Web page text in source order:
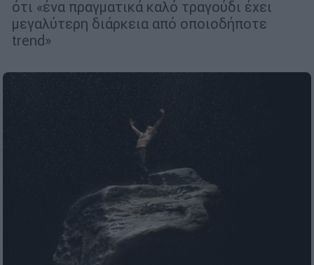
ότι «ένα πραγματικά καλό τραγούδι έχει
μεγαλύτερη διάρκεια από οποιοδήποτε
trend»